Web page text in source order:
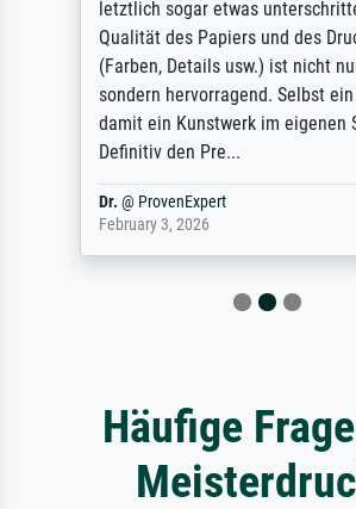
letztlich sogar etwas
Qualität des Papiers und des
(Farben, Details usw.) ist nicht
sondern hervorragend. Selbst
damit ein Kunstwerk im eigenen
Definitiv den Pre...
Dr. @ ProvenExpert
February 3, 2026
Häufige